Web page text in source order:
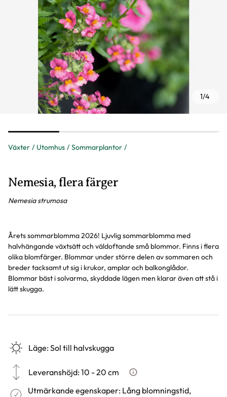
Växter Utomhus Sommarplantor
1/4
Nemesia, flera färger
Nemesia strumosa
Årets sommarblomma 2026! Ljuvlig sommarblomma med
halvhängande växtsätt och väldoftande små blommor. Finns i flera
olika blomfärger. Blommar under större delen av sommaren och
breder tacksamt ut sig i krukor, amplar och balkonglådor.
Blommar bäst i solvarma, skyddade lägen men klarar även att stå i
lätt skugga.
Läge:Sol till halvskugga
Leveranshöjd:10 - 20 cm Hur vi mäter leveranshöjd på
Utmärkande egenskaper: Lång blomningstid,